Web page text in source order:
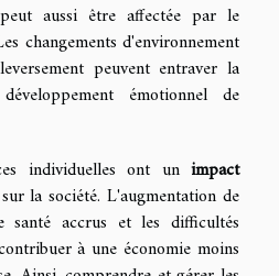
peut aussi être affectée par le
changements d'environnement
peuvent entraver la
émotionnel de
individuelles ont un impact
la société. L'augmentation de
accrus et les difficultés
à une économie moins